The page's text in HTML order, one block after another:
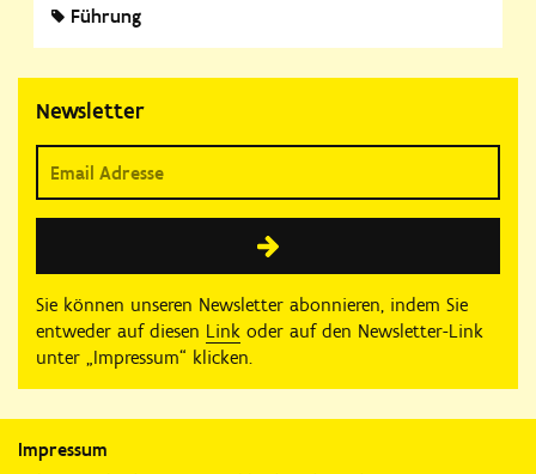
Führung
Newsletter
Sie können unseren Newsletter abonnieren, indem Sie
entweder auf diesen Link oder auf den Newsletter-Link
unter „Impressum“ klicken.
Impressum